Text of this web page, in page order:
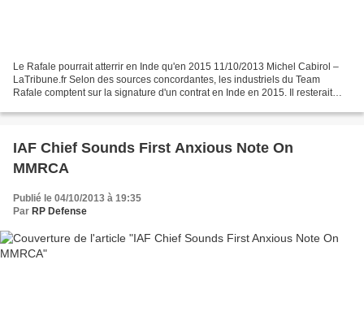
Le Rafale pourrait atterrir en Inde qu'en 2015 11/10/2013 Michel Cabirol –
LaTribune.fr Selon des sources concordantes, les industriels du Team
Rafale comptent sur la signature d'un contrat en Inde en 2015. Il resterait
IAF Chief Sounds First Anxious Note On
MMRCA
Publié le 04/10/2013 à 19:35
Par RP Defense